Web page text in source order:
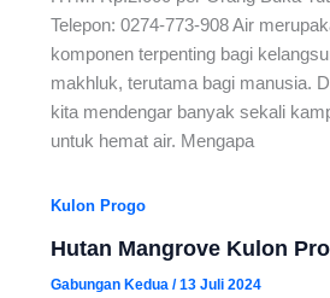
Telepon: 0274-773-908 Air
komponen terpenting bagi
makhluk, terutama bagi manusia.
kita mendengar banyak sekali
untuk hemat air. Mengapa
Kulon Progo
Hutan Mangrove Kulon
Gabungan Kedua /13 Juli 2024